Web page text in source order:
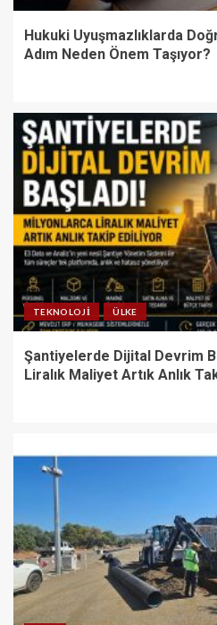
Hukuki Uyuşmazlıklarda
Adım Neden Önem Taşıyor?
TEKNOLOJI ÜLKE
Şantiyelerde Dijital Devrim
Liralık Maliyet Artık Anlık